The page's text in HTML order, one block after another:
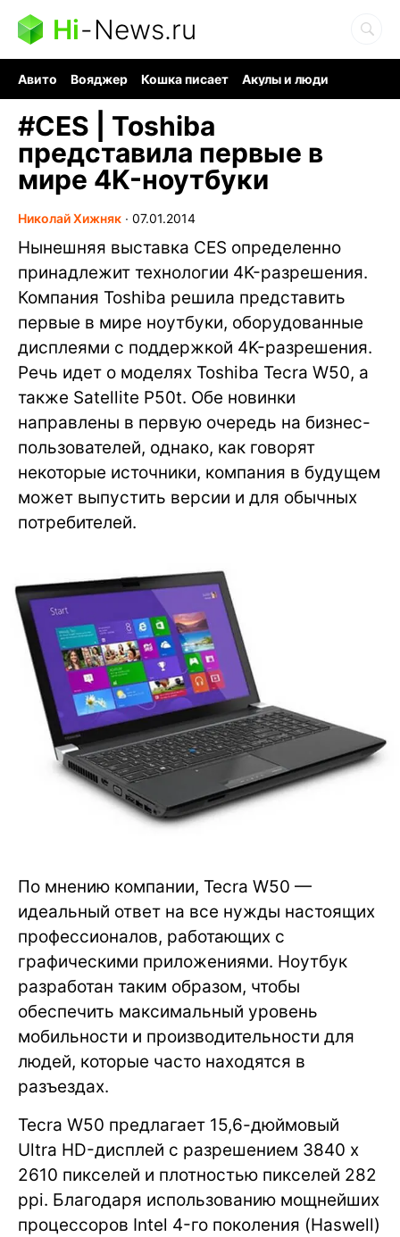
Hi-News.ru
Авито Вояджер Кошка писает
Акулы и люди
#CES | Toshiba
представила первые в
мире 4K-ноутбуки
Николай Хижняк ∙ 07.01.2014
Нынешняя выставка CES определенно
принадлежит технологии 4K-разрешения.
Компания Toshiba решила представить
первые в мире ноутбуки, оборудованные
дисплеями с поддержкой 4K-разрешения.
Речь идет о моделях Toshiba Tecra W50, а
также Satellite P50t. Обе новинки
направлены в первую очередь на бизнес-
пользователей, однако, как говорят
некоторые источники, компания в будущем
может выпустить версии и для обычных
потребителей.
По мнению компании, Tecra W50 —
идеальный ответ на все нужды настоящих
профессионалов, работающих с
графическими приложениями. Ноутбук
разработан таким образом, чтобы
обеспечить максимальный уровень
мобильности и производительности для
людей, которые часто находятся в
разъездах.
Tecra W50 предлагает 15,6-дюймовый
Ultra HD-дисплей с разрешением 3840 x
2610 пикселей и плотностью пикселей 282
ppi. Благодаря использованию мощнейших
процессоров Intel 4-го поколения (Haswell)